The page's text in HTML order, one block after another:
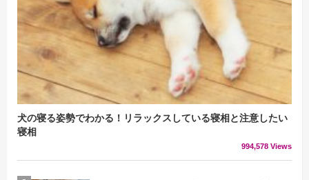
犬の寝る姿勢でわかる！リラックスしている寝相と注意したい
寝相
994,578 Views